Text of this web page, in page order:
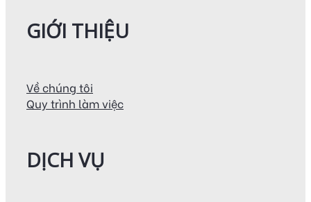
GIỚI THIỆU
Về chúng tôi
Quy trình làm việc
DỊCH VỤ